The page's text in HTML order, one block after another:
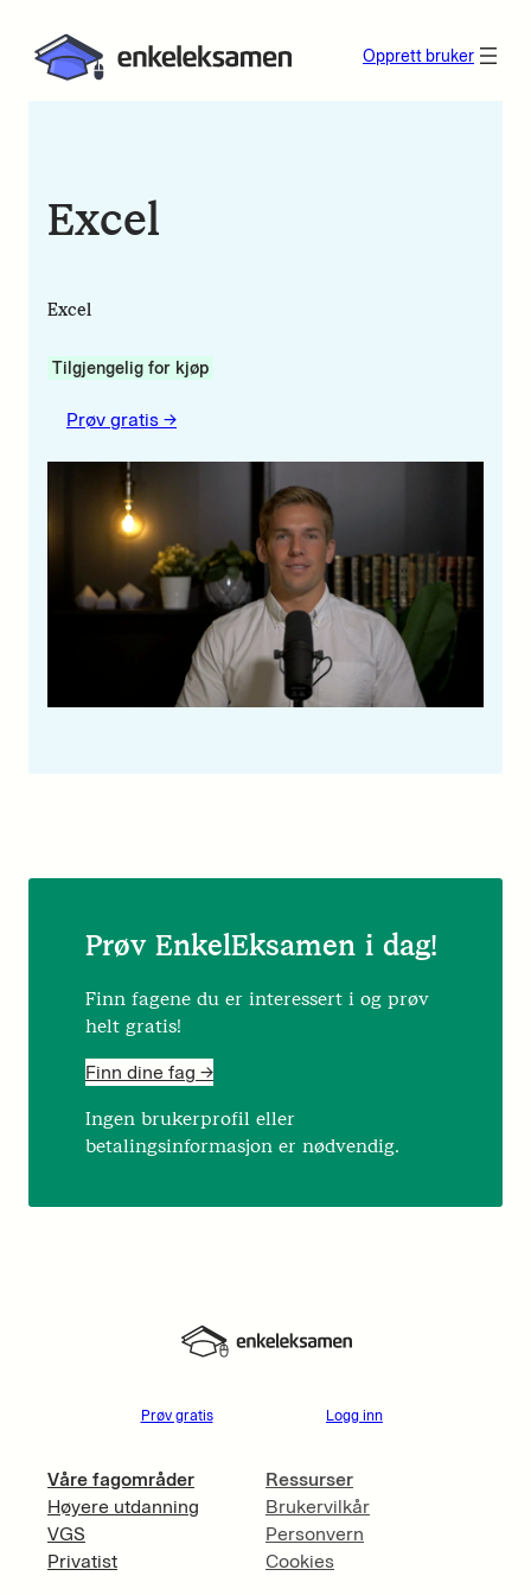
Opprett bruker
Excel
Excel
Tilgjengelig for kjøp
Prøv gratis ->
Prøv EnkelEksamen i dag!
Finn fagene du er interessert i og prøv
helt gratis!
Finn dine fag ->
Ingen brukerprofil eller
betalingsinformasjon er nødvendig.
Prøv gratis Logg inn
Våre fagområder
Høyere utdanning
VGS
Privatist
Ressurser
Brukervilkår
Personvern
Cookies